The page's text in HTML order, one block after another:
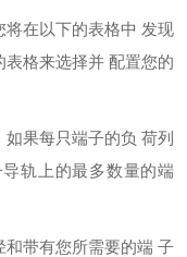
将在以下的表格中 发现
格来选择并 配置您的
果每只端子的负 荷列
轨上的最多数量的端
带有您所需要的端 子